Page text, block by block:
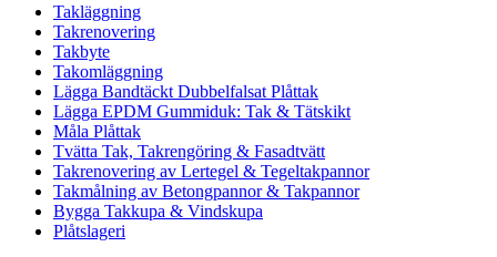
Takläggning
Takrenovering
Takbyte
Takomläggning
Lägga Bandtäckt Dubbelfalsat Plåttak
Lägga EPDM Gummiduk: Tak & Tätskikt
Måla Plåttak
Tvätta Tak, Takrengöring & Fasadtvätt
Takrenovering av Lertegel & Tegeltakpannor
Takmålning av Betongpannor & Takpannor
Bygga Takkupa & Vindskupa
Plåtslageri